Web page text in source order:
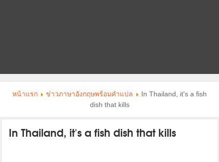
หน้าแรก ข่าวภาษาอังกฤษพร้อมคําแปล
In Thailand, it's a fish
dish that kills
In Thailand, it's a fish dish that kills